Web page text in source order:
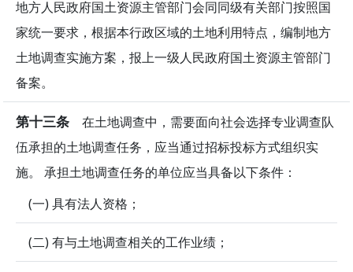
地方人民政府国土资源主管部门会同同级有关部门按照国
家统一要求，根据本行政区域的土地利用特点，编制地方
土地调查实施方案，报上一级人民政府国土资源主管部门
备案。
第十三条 在土地调查中，需要面向社会选择专业调查队
伍承担的土地调查任务，应当通过招标投标方式组织实
施。 承担土地调查任务的单位应当具备以下条件：
(一) 具有法人资格；
(二) 有与土地调查相关的工作业绩；